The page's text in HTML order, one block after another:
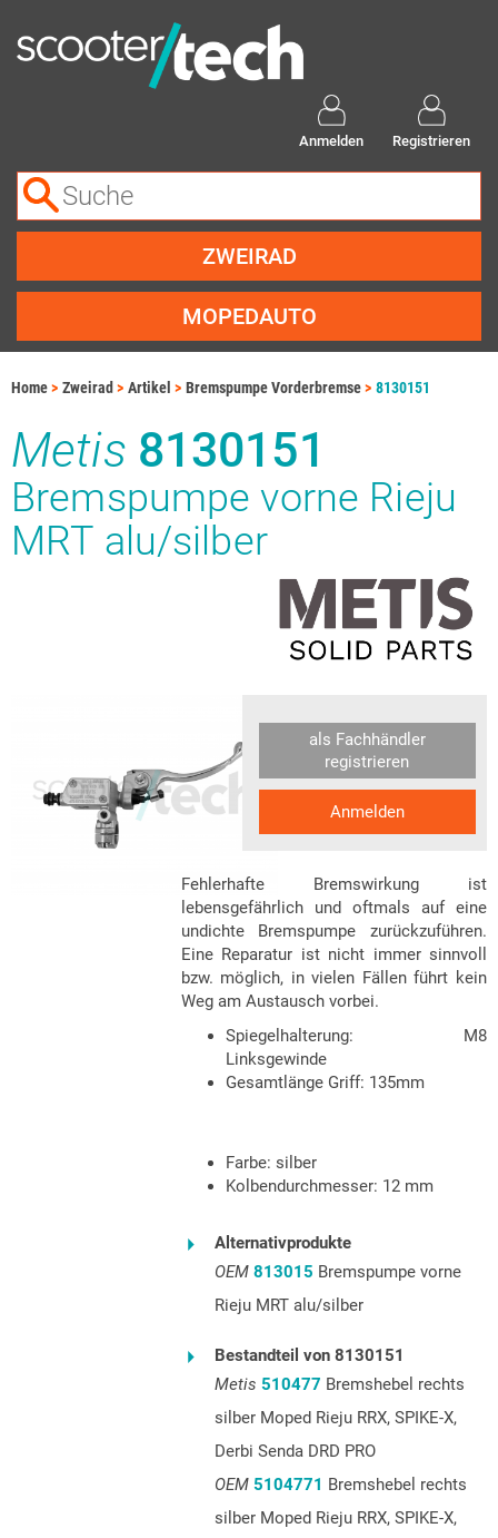
Anmelden Registrieren
ZWEIRAD
MOPEDAUTO
Home Zweirad Artikel Bremspumpe Vorderbremse 8130151
Metis 8130151
Bremspumpe vorne Rieju
MRT alu/silber
als Fachhändler
registrieren
Anmelden
Fehlerhafte Bremswirkung ist
lebensgefährlich und oftmals auf eine
undichte Bremspumpe zurückzuführen.
Eine Reparatur ist nicht immer sinnvoll
bzw. möglich, in vielen Fällen führt kein
Weg am Austausch vorbei.
Spiegelhalterung: M8
Linksgewinde
Gesamtlänge Griff: 135mm
Farbe: silber
Kolbendurchmesser: 12mm
Alternativprodukte
OEM 813015 Bremspumpe vorne
Rieju MRT alu/silber
Bestandteil von 8130151
Metis 510477 Bremshebel rechts
silber Moped Rieju RRX, SPIKE-X,
Derbi Senda DRD PRO
OEM 5104771 Bremshebel rechts
silber Moped Rieju RRX, SPIKE-X,